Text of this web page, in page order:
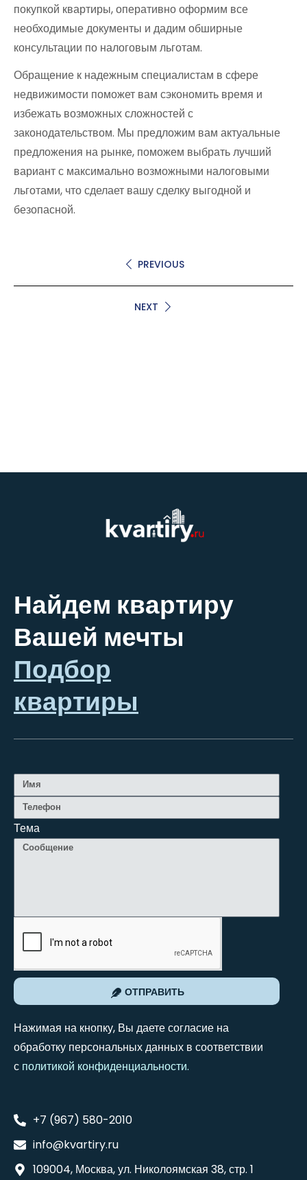
покупкой квартиры, оперативно оформим все
необходимые документы и дадим обширные
консультации по налоговым льготам.
Обращение к надежным специалистам в сфере
недвижимости поможет вам сэкономить время и
избежать возможных сложностей с
законодательством. Мы предложим вам актуальные
предложения на рынке, поможем выбрать лучший
вариант с максимально возможными налоговыми
льготами, что сделает вашу сделку выгодной и
безопасной.
PREVIOUS
NEXT
Найдем квартиру
Вашей мечты
Подбор
квартиры
Тема
ОТПРАВИТЬ
Нажимая на кнопку, Вы даете согласие на
обработку персональных данных в соответствии
с политикой конфиденциальности.
+7 (967) 580-2010
info@kvartiry.ru
109004, Москва, ул. Николоямская 38, стр. 1